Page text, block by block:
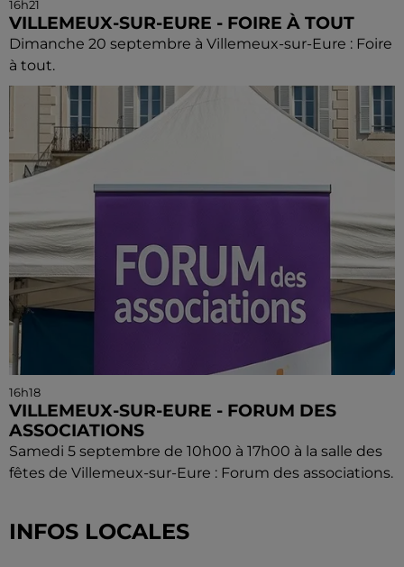
16h21
VILLEMEUX-SUR-EURE - FOIRE À TOUT
Dimanche 20 septembre à Villemeux-sur-Eure : Foire
à tout.
16h18
VILLEMEUX-SUR-EURE - FORUM DES
ASSOCIATIONS
Samedi 5 septembre de 10h00 à 17h00 à la salle des
fêtes de Villemeux-sur-Eure : Forum des associations.
INFOS LOCALES